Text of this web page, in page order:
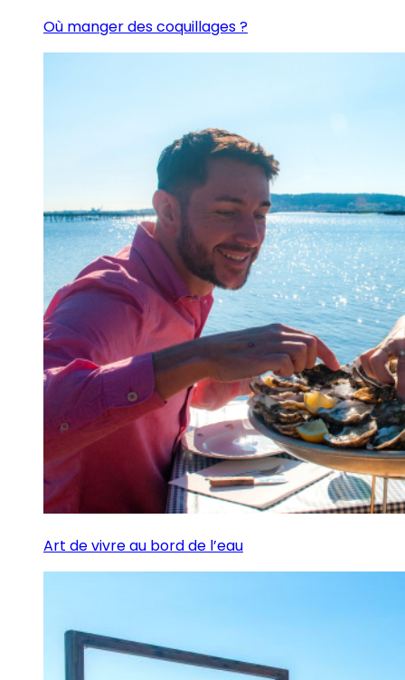
Où manger des coquillages ?
Art de vivre au bord de l’eau